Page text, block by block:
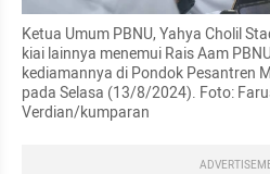
Ketua Umum PBNU, Yahya Cholil
kiai lainnya menemui Rais Aam
kediamannya di Pondok Pesantren
pada Selasa (13/8/2024). Foto:
Verdian/kumparan